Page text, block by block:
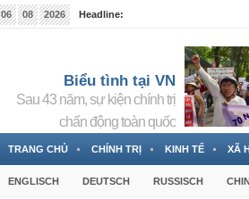
06 08 2026
Headline:
Biểu tình tại VN
Sau 43 năm, sự kiện chính trị
chấn động toàn quốc
TRANG CHỦ CHÍNH TRỊ KINH TẾ XÃ
ENGLISCH DEUTSCH RUSSISCH